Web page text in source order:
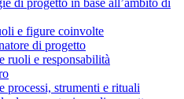
di progetto in base all’ambito di
e figure coinvolte
di progetto
ruoli e responsabilità
processi, strumenti e rituali